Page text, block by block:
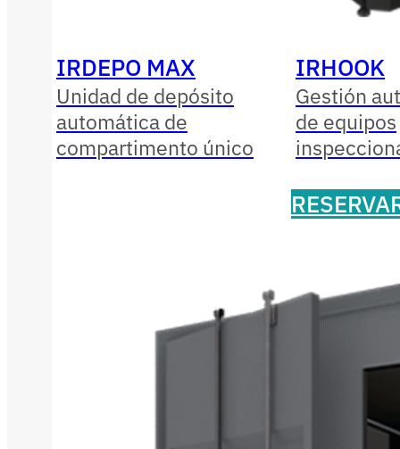
IRDEPO MAX
Unidad de depósito
automática de
compartimento único
IRHOOK
Gestión
de equipos